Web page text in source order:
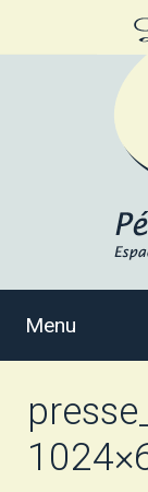
Menu